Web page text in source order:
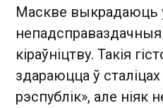
Маскве выкрадаюць
непадсправаздачныя
кіраўніцтву. Такія
здараюцца ў
рэспублік», але ніяк